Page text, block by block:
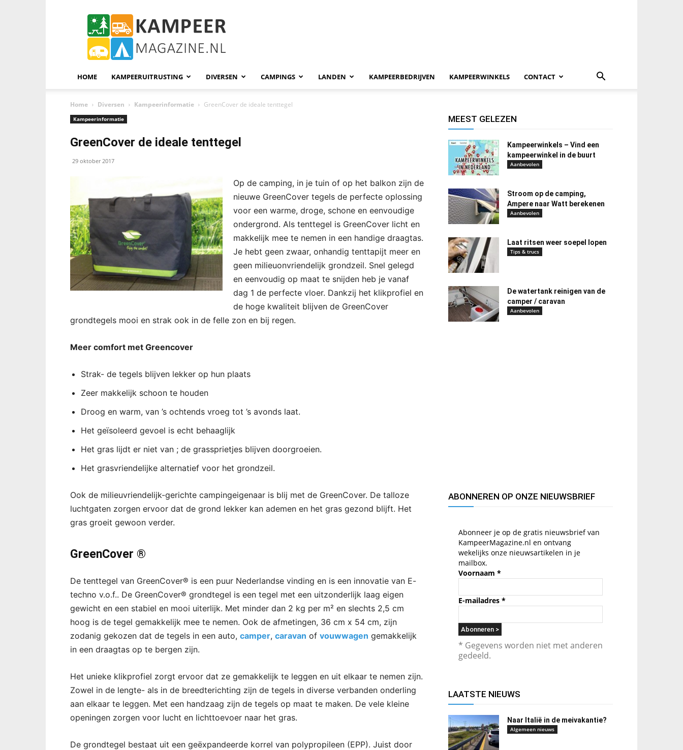
KampeerMagazine
HOME KAMPEERUITRUSTING DIVERSEN CAMPINGS LANDEN KAMPEERBEDRIJVEN KAMPEERWINKELS CONTACT
Home Diversen Kampeerinformatie GreenCover de ideale tenttegel
Kampeerinformatie
GreenCover de ideale tenttegel
29 oktober 2017
Op de camping, in je tuin of op het balkon zijn de
nieuwe GreenCover tegels de perfecte oplossing
voor een warme, droge, schone en eenvoudige
ondergrond. Als tenttegel is GreenCover licht en
makkelijk mee te nemen in een handige draagtas.
Je hebt geen zwaar, onhandig tenttapijt meer en
geen milieuonvriendelijk grondzeil. Snel gelegd
en eenvoudig op maat te snijden heb je vanaf
dag 1 de perfecte vloer. Dankzij het klikprofiel en
de hoge kwaliteit blijven de GreenCover
grondtegels mooi en strak ook in de felle zon en bij regen.
Meer comfort met Greencover
Strak- de tegels blijven lekker op hun plaats
Zeer makkelijk schoon te houden
Droog en warm, van ’s ochtends vroeg tot ’s avonds laat.
Het geïsoleerd gevoel is echt behaaglijk
Het gras lijdt er niet van ; de grassprietjes blijven doorgroeien.
Het grasvriendelijke alternatief voor het grondzeil.
Ook de milieuvriendelijk-gerichte campingeigenaar is blij met de GreenCover. De talloze
luchtgaten zorgen ervoor dat de grond lekker kan ademen en het gras gezond blijft. Het
gras groeit gewoon verder.
GreenCover ®
De tenttegel van GreenCover® is een puur Nederlandse vinding en is een innovatie van E-
techno v.o.f.. De GreenCover® grondtegel is een tegel met een uitzonderlijk laag eigen
gewicht en een stabiel en mooi uiterlijk. Met minder dan 2 kg per m² en slechts 2,5 cm
hoog is de tegel gemakkelijk mee te nemen. Ook de afmetingen, 36 cm x 54 cm, zijn
zodanig gekozen dat de tegels in een auto, camper, caravan of vouwwagen gemakkelijk
in een draagtas op te bergen zijn.
Het unieke klikprofiel zorgt ervoor dat ze gemakkelijk te leggen en uit elkaar te nemen zijn.
Zowel in de lengte- als in de breedterichting zijn de tegels in diverse verbanden onderling
aan elkaar te leggen. Met een handzaag zijn de tegels op maat te maken. De vele kleine
openingen zorgen voor lucht en lichttoevoer naar het gras.
De grondtegel bestaat uit een geëxpandeerde korrel van polypropileen (EPP). Juist door
MEEST GELEZEN
Kampeerwinkels – Vind een
kampeerwinkel in de buurt
Aanbevolen
Stroom op de camping,
Ampere naar Watt berekenen
Aanbevolen
Laat ritsen weer soepel lopen
Tips & trucs
De watertank reinigen van de
camper / caravan
Aanbevolen
ABONNEREN OP ONZE NIEUWSBRIEF
Abonneer je op de gratis nieuwsbrief van
KampeerMagazine.nl en ontvang
wekelijks onze nieuwsartikelen in je
mailbox.
Voornaam *
E-mailadres *
* Gegevens worden niet met anderen
gedeeld.
LAATSTE NIEUWS
Naar Italië in de meivakantie?
Algemeen nieuws